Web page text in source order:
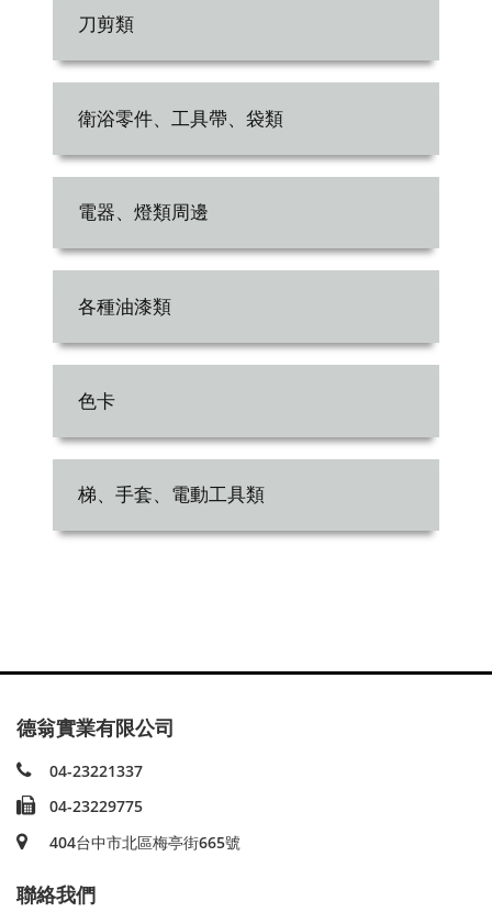
刀剪類
衛浴零件、工具帶、袋類
電器、燈類周邊
各種油漆類
色卡
梯、手套、電動工具類
德翁實業有限公司
04-23221337
04-23229775
404台中市北區梅亭街665號
聯絡我們